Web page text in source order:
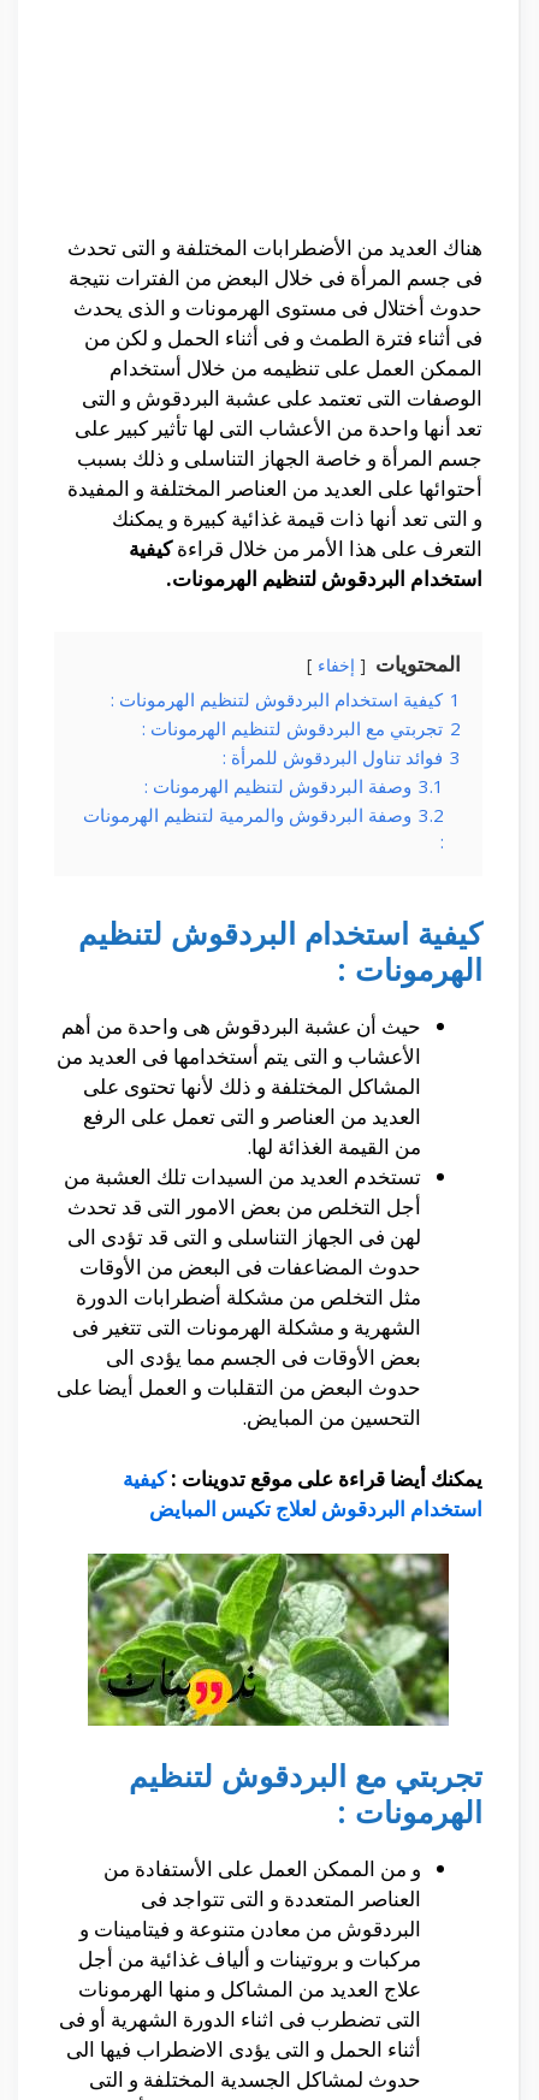
هناك العديد من الأضطرابات المختلفة و التى تحدث
فى جسم المرأة فى خلال البعض من الفترات نتيجة
حدوث أختلال فى مستوى الهرمونات و الذى يحدث
فى أثناء فترة الطمث و فى أثناء الحمل و لكن من
الممكن العمل على تنظيمه من خلال أستخدام
الوصفات التى تعتمد على عشبة البردقوش و التى
تعد أنها واحدة من الأعشاب التى لها تأثير كبير على
جسم المرأة و خاصة الجهاز التناسلى و ذلك بسبب
أحتوائها على العديد من العناصر المختلفة و المفيدة
و التى تعد أنها ذات قيمة غذائية كبيرة و يمكنك
التعرف على هذا الأمر من خلال قراءةكيفية
استخدام البردقوش لتنظيم الهرمونات.
المحتويات إخفاء
1 كيفية استخدام البردقوش لتنظيم الهرمونات :
2 تجربتي مع البردقوش لتنظيم الهرمونات :
3 فوائد تناول البردقوش للمرأة :
3.1 وصفة البردقوش لتنظيم الهرمونات :
3.2 وصفة البردقوش والمرمية لتنظيم الهرمونات
:
كيفية استخدام البردقوش لتنظيم
الهرمونات :
حيث أن عشبة البردقوش هى واحدة من أهم
الأعشاب و التى يتم أستخدامها فى العديد من
المشاكل المختلفة و ذلك لأنها تحتوى على
العديد من العناصر و التى تعمل على الرفع
من القيمة الغذائة لها.
تستخدم العديد من السيدات تلك العشبة من
أجل التخلص من بعض الامور التى قد تحدث
لهن فى الجهاز التناسلى و التى قد تؤدى الى
حدوث المضاعفات فى البعض من الأوقات
مثل التخلص من مشكلة أضطرابات الدورة
الشهرية و مشكلة الهرمونات التى تتغير فى
بعض الأوقات فى الجسم مما يؤدى الى
حدوث البعض من التقلبات و العمل أيضا على
التحسين من المبايض.
يمكنك أيضا قراءة على موقع تدوينات :كيفية
استخدام البردقوش لعلاج تكيس المبايض
تجربتي مع البردقوش لتنظيم
الهرمونات :
و من الممكن العمل على الأستفادة من
العناصر المتعددة و التى تتواجد فى
البردقوش من معادن متنوعة و فيتامينات و
مركبات و بروتينات و ألياف غذائية من أجل
علاج العديد من المشاكل و منها الهرمونات
التى تضطرب فى اثناء الدورة الشهرية أو فى
أثناء الحمل و التى يؤدى الاضطراب فيها الى
حدوث لمشاكل الجسدية المختلفة و التى